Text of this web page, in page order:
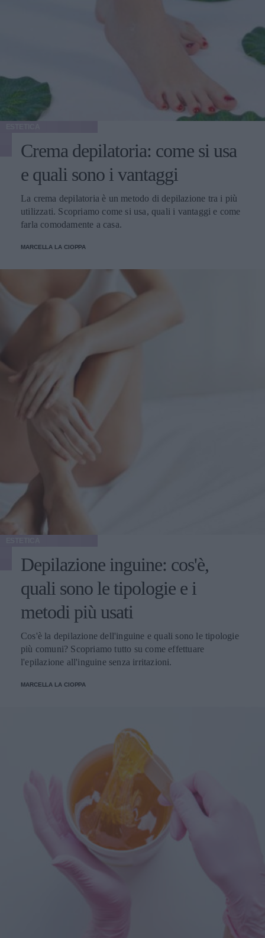
Crema depilatoria: come si usa
e quali sono i vantaggi
La crema depilatoria è un metodo di depilazione tra i più
utilizzati. Scopriamo come si usa, quali i vantaggi e come
farla comodamente a casa.
MARCELLA LA CIOPPA
Depilazione inguine: cos'è,
quali sono le tipologie e i
metodi più usati
Cos'è la depilazione dell'inguine e quali sono le tipologie
più comuni? Scopriamo tutto su come effettuare
l'epilazione all'inguine senza irritazioni.
MARCELLA LA CIOPPA